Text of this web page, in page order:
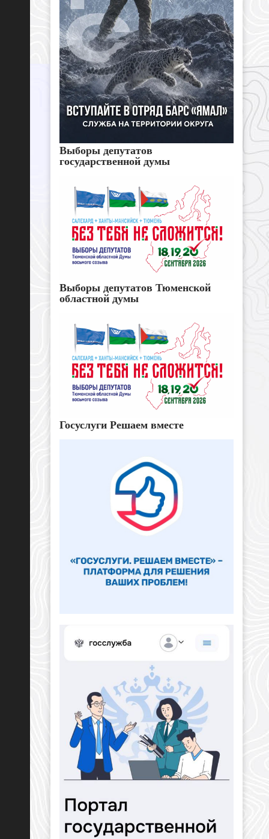
Выборы депутатов
государственной думы
Выборы депутатов Тюменской
областной думы
Госуслуги Решаем вместе